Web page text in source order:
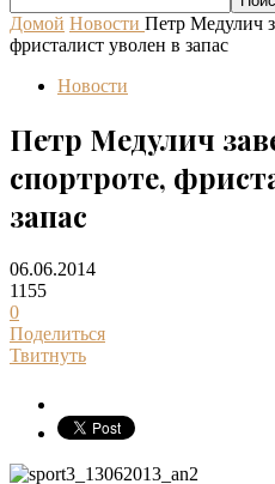
Домой Новости Петр Медулич
фристалист уволен в запас
Новости
Петр Медулич
спортроте,
запас
06.06.2014
1155
0
Поделиться
Твитнуть